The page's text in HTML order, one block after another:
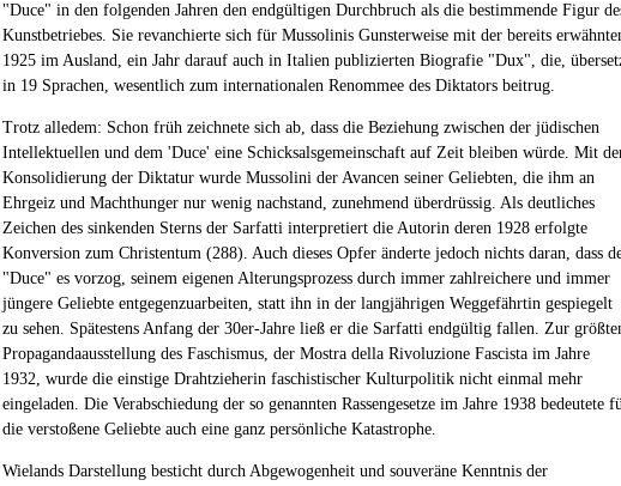
"Duce" in den folgenden Jahren den endgültigen Durchbruch als die bestimmende Figur
Kunstbetriebes. Sie revanchierte sich für Mussolinis Gunsterweise mit der bereits
1925 im Ausland, ein Jahr darauf auch in Italien publizierten Biografie "Dux", die,
in 19 Sprachen, wesentlich zum internationalen Renommee des Diktators beitrug.
Trotz alledem: Schon früh zeichnete sich ab, dass die Beziehung zwischen der jüdischen
Intellektuellen und dem 'Duce' eine Schicksalsgemeinschaft auf Zeit bleiben würde. Mit
Konsolidierung der Diktatur wurde Mussolini der Avancen seiner Geliebten, die ihm an
Ehrgeiz und Machthunger nur wenig nachstand, zunehmend überdrüssig. Als deutliches
Zeichen des sinkenden Sterns der Sarfatti interpretiert die Autorin deren 1928 erfolgte
Konversion zum Christentum (288). Auch dieses Opfer änderte jedoch nichts daran, dass
"Duce" es vorzog, seinem eigenen Alterungsprozess durch immer zahlreichere und immer
jüngere Geliebte entgegenzuarbeiten, statt ihn in der langjährigen Weggefährtin gespiegelt
zu sehen. Spätestens Anfang der 30er-Jahre ließ er die Sarfatti endgültig fallen. Zur
Propagandaausstellung des Faschismus, der Mostra della Rivoluzione Fascista im Jahre
1932, wurde die einstige Drahtzieherin faschistischer Kulturpolitik nicht einmal mehr
eingeladen. Die Verabschiedung der so genannten Rassengesetze im Jahre 1938 bedeutete
die verstoßene Geliebte auch eine ganz persönliche Katastrophe.
Wielands Darstellung besticht durch Abgewogenheit und souveräne Kenntnis der